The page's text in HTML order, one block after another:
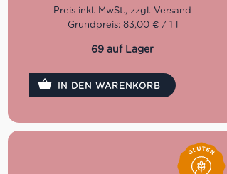
Grundpreis: 83,00 € / 1 l
69 auf Lager
IN DEN WARENKORB